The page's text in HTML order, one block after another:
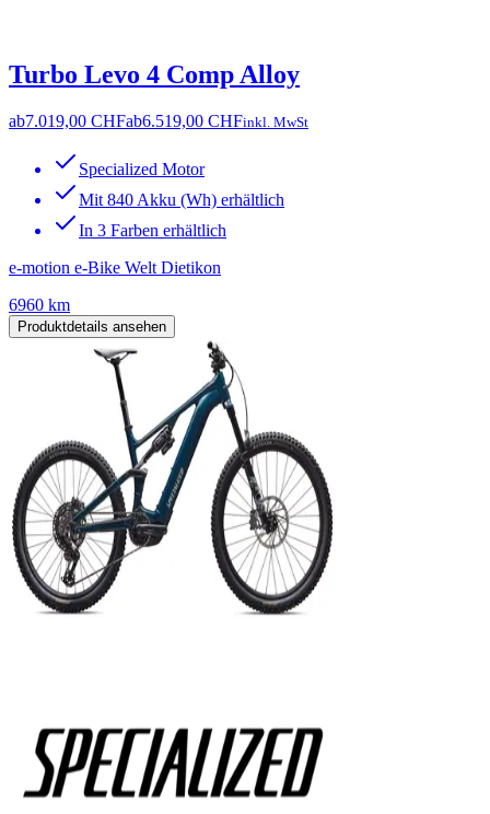
Turbo Levo 4 Comp Alloy
ab7.019,00 CHFab6.519,00 CHFinkl. MwSt
Specialized Motor
Mit 840 Akku (Wh) erhältlich
In 3 Farben erhältlich
e-motion e-Bike Welt Dietikon
6960 km
Produktdetails ansehen